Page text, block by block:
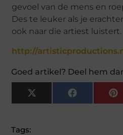
gevoel van de mens en
Des te leuker als je
ook naar die artiest luistert.
http://
Goed artikel? Deel hem
X
(Twitter)
Facebook
Tags: